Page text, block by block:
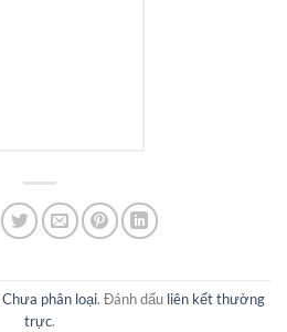
Chưa phân loại. Đánh dấu liên kết thường
trực.